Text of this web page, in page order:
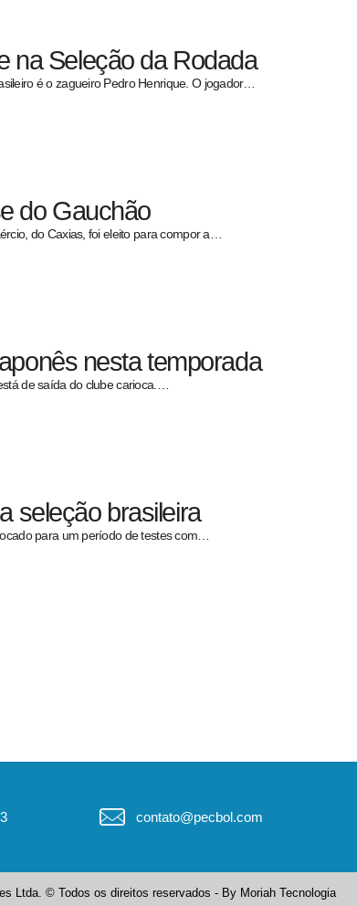
na Seleção da Rodada
é o zagueiro Pedro Henrique. O jogador…
do Gauchão
do Caxias, foi eleito para compor a…
nesta temporada
de saída do clube carioca.…
seleção brasileira
para um período de testes com…
contato@pecbol.com
Ltda. © Todos os direitos reservados - By Moriah Tecnologia